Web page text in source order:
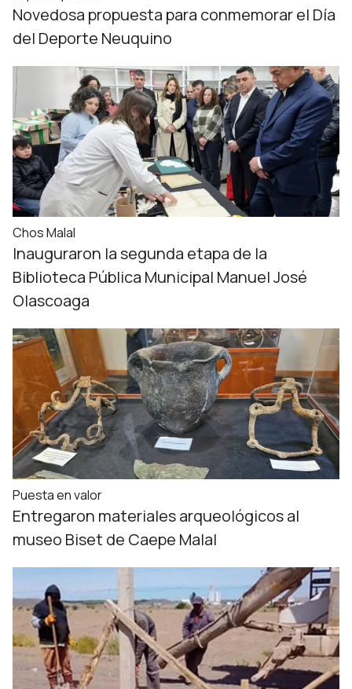
Novedosa propuesta para conmemorar el Día
del Deporte Neuquino
Chos Malal
Inauguraron la segunda etapa de la
Biblioteca Pública Municipal Manuel José
Olascoaga
Puesta en valor
Entregaron materiales arqueológicos al
museo Biset de Caepe Malal